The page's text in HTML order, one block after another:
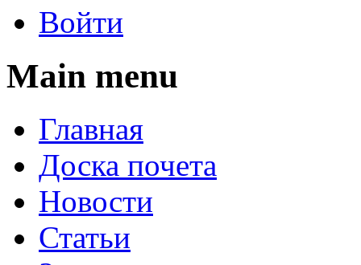
Войти
Main menu
Главная
Доска почета
Новости
Статьи